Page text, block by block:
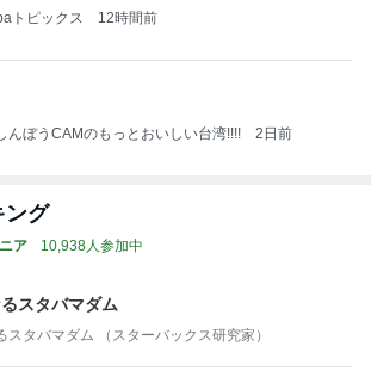
トピックス 12時間前
んぼうCAMのもっとおいしい台湾!!!! 2日前
ング
ア 10,938人参加中
スタバマダム
スタバマダム （スターバックス研究家）